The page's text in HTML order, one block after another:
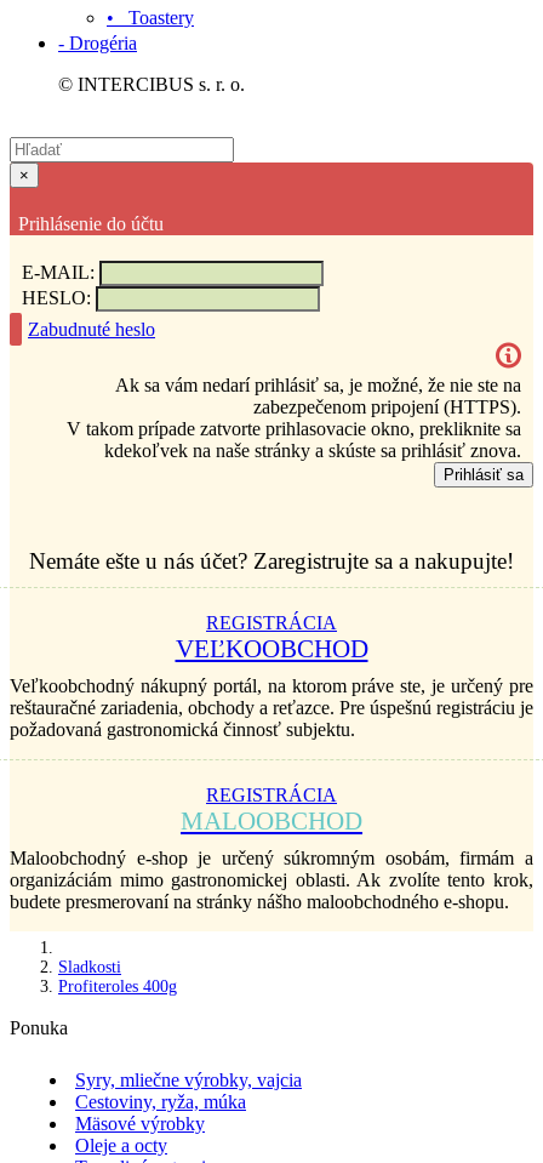
• Toastery
- Drogéria
© INTERCIBUS s. r. o.
×
Prihlásenie do účtu
E-MAIL:
HESLO:
Zabudnuté heslo
Ak sa vám nedarí prihlásiť sa, je možné, že nie ste na
zabezpečenom pripojení (HTTPS).
V takom prípade zatvorte prihlasovacie okno, prekliknite sa
kdekoľvek na naše stránky a skúste sa prihlásiť znova.
Prihlásiť sa
Nemáte ešte u nás účet? Zaregistrujte sa a nakupujte!
REGISTRÁCIA
VEĽKOOBCHOD
Veľkoobchodný nákupný portál, na ktorom práve ste, je určený pre
reštauračné zariadenia, obchody a reťazce. Pre úspešnú registráciu je
požadovaná gastronomická činnosť subjektu.
REGISTRÁCIA
MALOOBCHOD
Maloobchodný e-shop je určený súkromným osobám, firmám a
organizáciám mimo gastronomickej oblasti. Ak zvolíte tento krok,
budete presmerovaní na stránky nášho maloobchodného e-shopu.
Sladkosti
Profiteroles 400g
Ponuka
Syry, mliečne výrobky, vajcia
Cestoviny, ryža, múka
Mäsové výrobky
Oleje a octy